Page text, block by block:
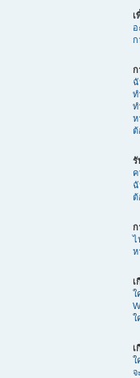
ก
ก
ฉั
ท
ท
ห
ต้
รั
ค
ฉั
ต้
ก
ไ
ห
เ
ใ
ใ
เ
ใ
จ